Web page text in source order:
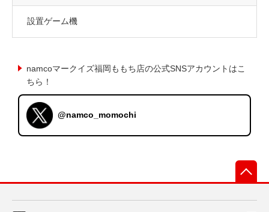
設置ゲーム機
namcoマークイズ福岡ももち店の公式SNSアカウントはこ
ちら！
@namco_momochi